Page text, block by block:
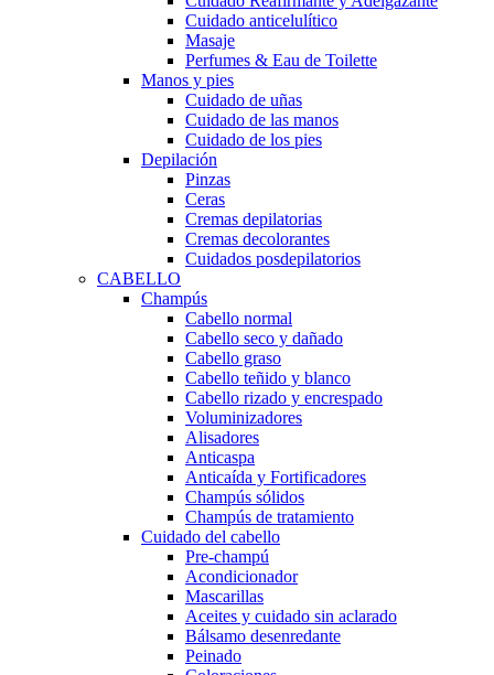
Cuidado anticelulítico
Masaje
Perfumes & Eau de Toilette
Manos y pies
Cuidado de uñas
Cuidado de las manos
Cuidado de los pies
Depilación
Pinzas
Ceras
Cremas depilatorias
Cremas decolorantes
Cuidados posdepilatorios
CABELLO
Champús
Cabello normal
Cabello seco y dañado
Cabello graso
Cabello teñido y blanco
Cabello rizado y encrespado
Voluminizadores
Alisadores
Anticaspa
Anticaída y Fortificadores
Champús sólidos
Champús de tratamiento
Cuidado del cabello
Pre-champú
Acondicionador
Mascarillas
Aceites y cuidado sin aclarado
Bálsamo desenredante
Peinado